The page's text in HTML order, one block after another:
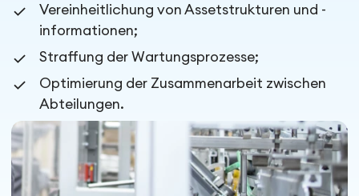
Vereinheitlichung von Assetstrukturen und -
informationen;
Straffung der Wartungsprozesse;
Optimierung der Zusammenarbeit zwischen
Abteilungen.